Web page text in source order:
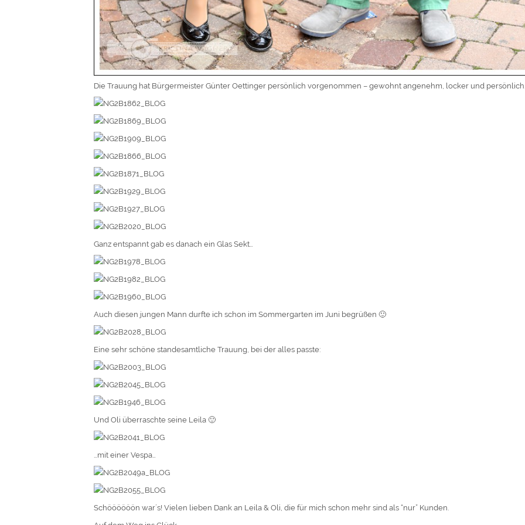
Die Trauung hat Bürgermeister Günter Oettinger persönlich vorgenommen – gewohnt angenehm, locker und persönlich.
Ganz entspannt gab es danach ein Glas Sekt…
Auch diesen jungen Mann durfte ich schon im Sommergarten im Juni begrüßen 🙂
Eine sehr schöne standesamtliche Trauung, bei der alles passte:
Und Oli überraschte seine Leila 🙂
…mit einer Vespa…
Schöööööön war´s! Vielen lieben Dank an Leila & Oli, die für mich schon mehr sind als “nur” Kunden.